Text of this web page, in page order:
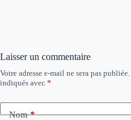
Laisser un commentaire
Votre adresse e-mail ne sera pas publiée.
indiqués avec *
Nom*